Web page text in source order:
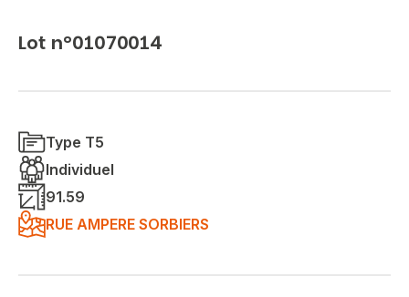
Lot n°01070014
Type T5
Individuel
91.59
RUE AMPERE SORBIERS